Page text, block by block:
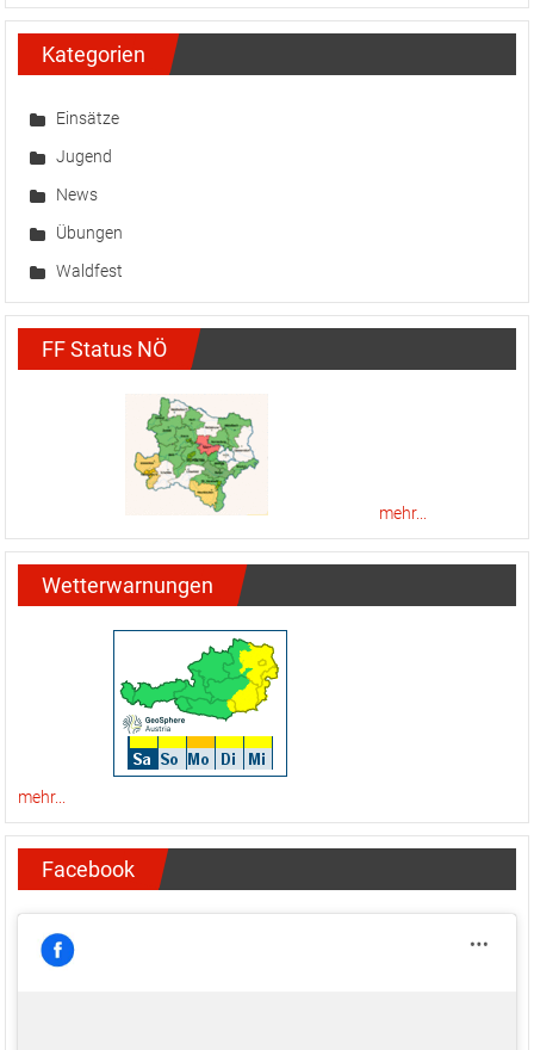
Kategorien
Einsätze
Jugend
News
Übungen
Waldfest
FF Status NÖ
mehr...
Wetterwarnungen
mehr...
Facebook